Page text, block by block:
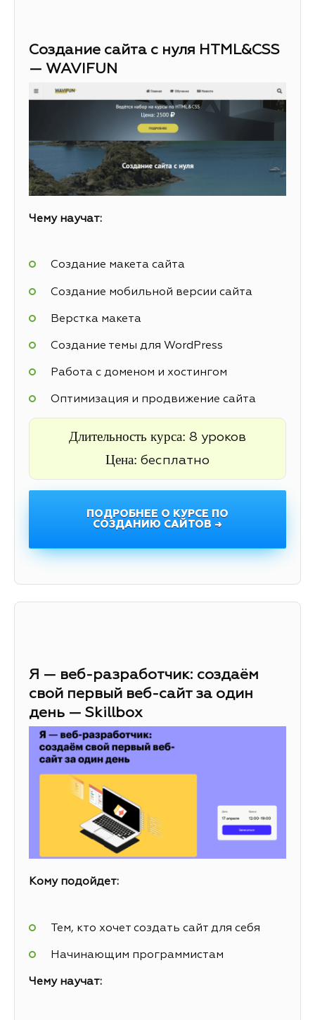
Создание сайта с нуля HTML&CSS
— WAVIFUN
Чему научат:
Создание макета сайта
Создание мобильной версии сайта
Верстка макета
Создание темы для WordPress
Работа с доменом и хостингом
Оптимизация и продвижение сайта
Длительность курса: 8 уроков
Цена: бесплатно
ПОДРОБНЕЕ О КУРСЕ ПО
СОЗДАНИЮ САЙТОВ →
Я — веб-разработчик: создаём
свой первый веб-сайт за один
день — Skillbox
Кому подойдет:
Тем, кто хочет создать сайт для себя
Начинающим программистам
Чему научат: